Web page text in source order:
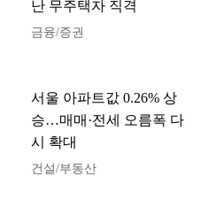
난 무주택자 직격
금융/증권
서울 아파트값 0.26% 상
승…매매·전세 오름폭 다
시 확대
건설/부동산